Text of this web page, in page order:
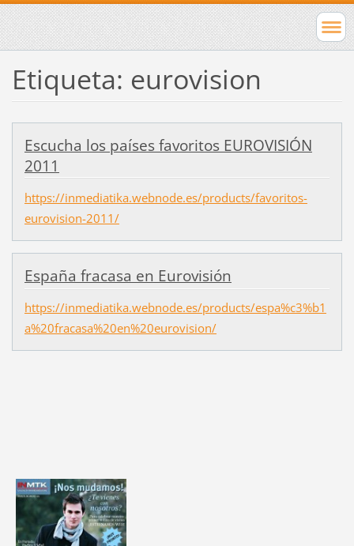
Etiqueta: eurovision
Escucha los países favoritos EUROVISIÓN
2011
https://inmediatika.webnode.es/products/favoritos-
eurovision-2011/
España fracasa en Eurovisión
https://inmediatika.webnode.es/products/espa%c3%b1
a%20fracasa%20en%20eurovision/